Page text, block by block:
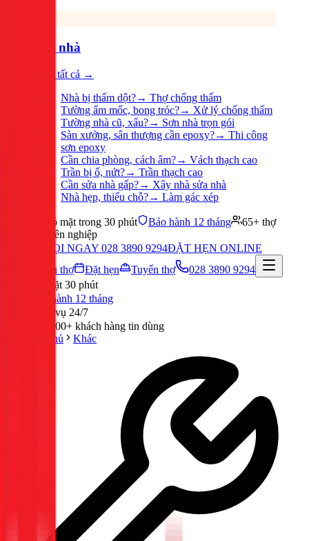
Sửa nhà
Xem tất cả →
Nhà bị thấm dột?→ Thợ chống thấm
Tường ẩm mốc, bong tróc?→ Xử lý chống thấm
Tường nhà cũ, xấu?→ Sơn nhà trọn gói
Sàn xưởng, sân thượng cần epoxy?→ Thi công
sơn epoxy
Cần chia phòng, cách âm?→ Vách thạch cao
Trần bị ố, nứt?→ Trần thạch cao
Cần sửa nhà gấp?→ Xây nhà sửa nhà
Nhà hẹp, thiếu chỗ?→ Làm gác xép
Có mặt trong 30 phút Bảo hành 12 tháng
65+ thợ
chuyên nghiệp
GỌI NGAY 028 3890 9294ĐẶT HẸN ONLINE
Tuyển thợ
Đặt hẹn Tuyển thợ
028 3890 9294
Có mặt 30 phút
Bảo hành 12 tháng
Phục vụ 24/7
300,000+ khách hàng tin dùng
Trang chủ
Khác